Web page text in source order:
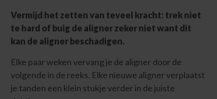
Vermijd het zetten van teveel kracht: trek niet
te hard of buig de aligner zeker niet want dit
kan de aligner beschadigen.
Elke paar weken vervang je de aligner door de
volgende in de reeks. Elke nieuwe aligner verplaatst
je tanden een klein stukje verder in de juiste